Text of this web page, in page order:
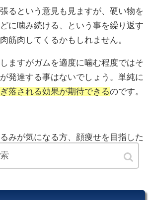
るという意見も見ますが、硬い物を
に噛み続ける、という事を繰り返す
筋肉してくるかもしれません。
ますがガムを適度に噛む程度ではそ
発達する事はないでしょう。単純に
落される効果が期待できるのです。
みが気になる方、顔痩せを目指した
識してみてください。